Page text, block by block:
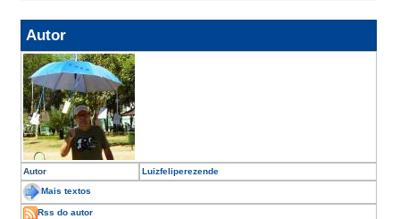
Autor
Autor Luizfeliperezende
Mais textos
Rss do autor